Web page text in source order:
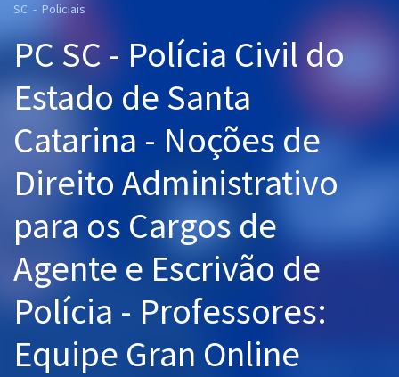
Cursos 20% OFF
Pós
Graduação
OAB
Questões grátis
Conteúdo gratuito
Aprovados
SC - Policiais
PC SC - Polícia Civil do
Estado de Santa
Catarina - Noções de
Direito Administrativo
para os Cargos de
Agente e Escrivão de
Polícia - Professores:
Equipe Gran Online